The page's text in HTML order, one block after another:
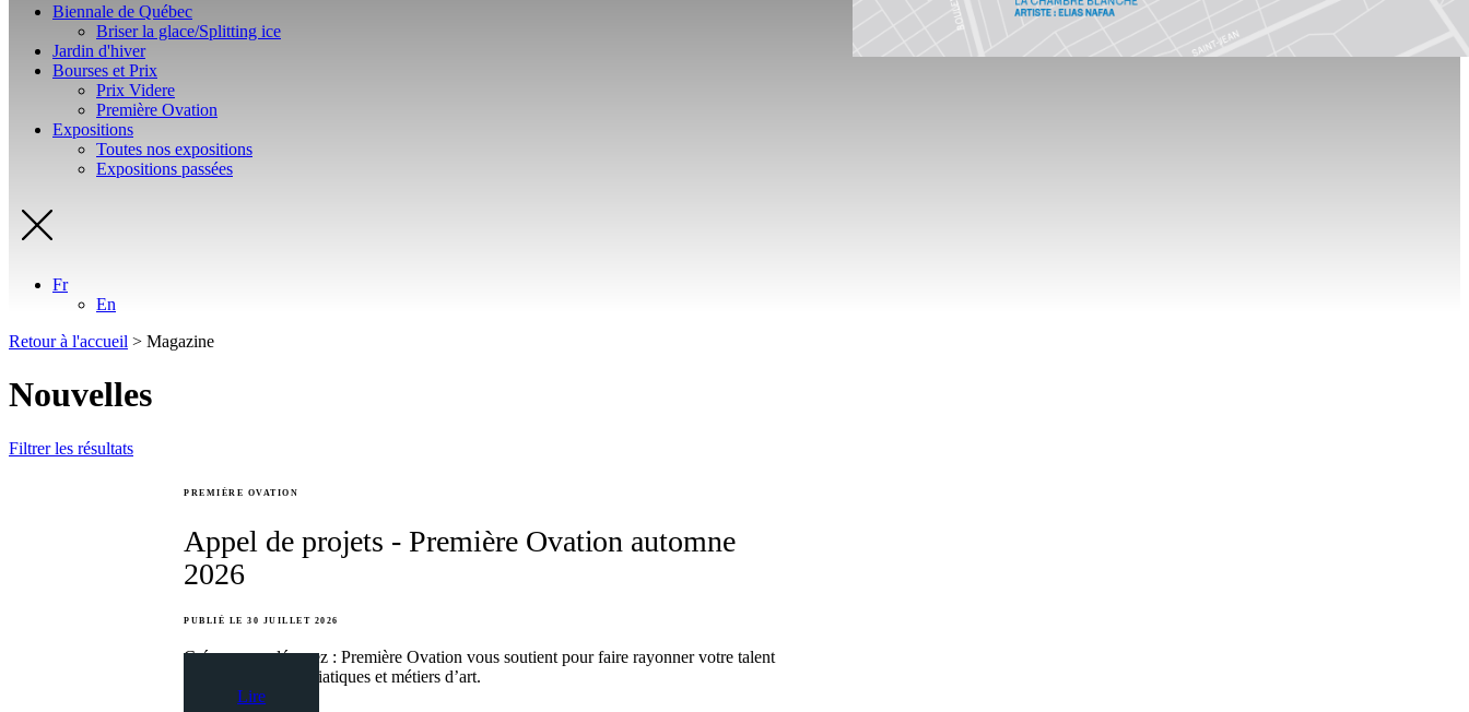
Biennale de Québec
Briser la glace/Splitting ice
Jardin d'hiver
Bourses et Prix
Prix Videre
Première Ovation
Expositions
Toutes nos expositions
Expositions passées
Fr
En
Retour à l'accueil > Magazine
Nouvelles
Filtrer les résultats
PREMIÈRE OVATION
Appel de projets - Première Ovation automne
2026
PUBLIÉ LE 30 JUILLET 2026
Créez, osez, déposez : Première Ovation vous soutient pour faire rayonner votre talent
en arts visuels, médiatiques et métiers d’art.
Lire